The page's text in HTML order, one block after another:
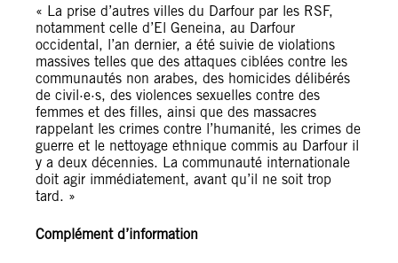
« La prise d’autres villes du Darfour par les RSF,
notamment celle d’El Geneina, au Darfour
occidental, l’an dernier, a été suivie de violations
massives telles que des attaques ciblées contre les
communautés non arabes, des homicides délibérés
de civil·e·s, des violences sexuelles contre des
femmes et des filles, ainsi que des massacres
rappelant les crimes contre l’humanité, les crimes de
guerre et le nettoyage ethnique commis au Darfour il
y a deux décennies. La communauté internationale
doit agir immédiatement, avant qu’il ne soit trop
tard. »
Complément d’information